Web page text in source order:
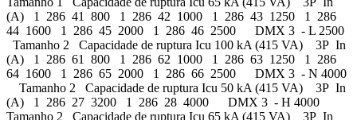
(A) 1 286 41 800 1 286 42 1000 1 286 43 1250 1 286
44 1600 1 286 45 2000 1 286 46 2500 DMX 3 - L 2500
Tamanho 2 Capacidade de ruptura Icu 100 kA (415 VA) 3P In
(A) 1 286 61 800 1 286 62 1000 1 286 63 1250 1 286
64 1600 1 286 65 2000 1 286 66 2500 DMX 3 - N 4000
Tamanho 2 Capacidade de ruptura Icu 50 kA (415 VA) 3P In
(A) 1 286 27 3200 1 286 28 4000 DMX 3 - H 4000
Tamanho 2 Capacidade de ruptura Icu 65 kA (415 VA) 3P In